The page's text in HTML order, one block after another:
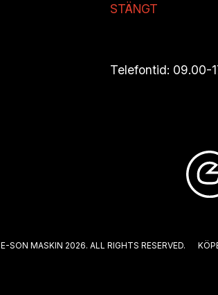
STÄNGT
Telefontid: 09.00-
E-SON MASKIN 2026. ALL RIGHTS RESERVED.